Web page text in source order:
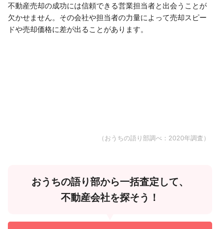
不動産売却の成功には信頼できる営業担当者と出会うことが
欠かせません。その会社や担当者の力量によって売却スピー
ドや売却価格に差が出ることがあります。
（おうちの語り部調べ：2020年調査）
おうちの語り部から一括査定して、
不動産会社を探そう！